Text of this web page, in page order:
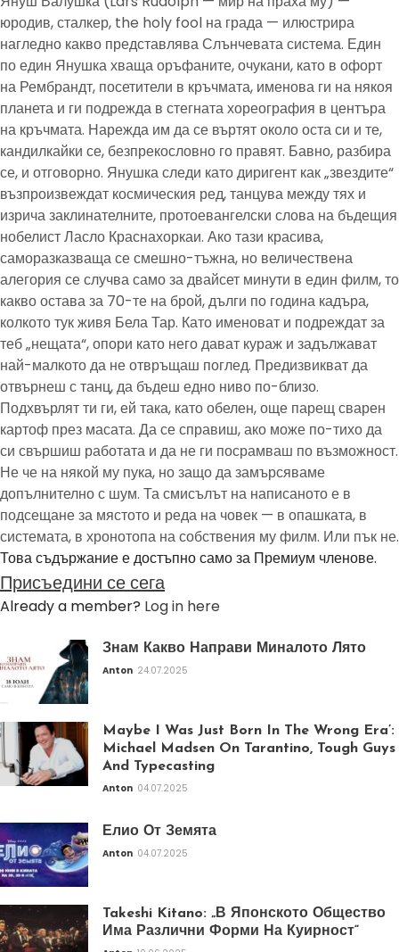
юродив, сталкер, the holy fool на града — илюстрира
нагледно какво представлява Слънчевата система. Един
по един Янушка хваща оръфаните, очукани, като в офорт
на Рембрандт, посетители в кръчмата, именова ги на някоя
планета и ги подрежда в стегната хореография в центъра
на кръчмата. Нарежда им да се въртят около оста си и те,
кандилкайки се, безпрекословно го правят. Бавно, разбира
се, и отговорно. Янушка следи като диригент как „звездите“
възпроизвеждат космическия ред, танцува между тях и
изрича заклинателните, протоевангелски слова на бъдещия
нобелист Ласло Краснахоркаи. Ако тази красива,
саморазказваща се смешно-тъжна, но величествена
алегория се случва само за двайсет минути в един филм, то
какво остава за 70-те на брой, дълги по година кадъра,
колкото тук живя Бела Тар. Като именоват и подреждат за
теб „нещата“, опори като него дават кураж и задължават
най-малкото да не отвръщаш поглед. Предизвикват да
отвърнеш с танц, да бъдеш едно ниво по-близо.
Подхвърлят ти ги, ей така, като обелен, още парещ сварен
картоф през масата. Да се справиш, ако може по-тихо да
си свършиш работата и да не ги посрамваш по възможност.
Не че на някой му пука, но защо да замърсяваме
допълнително с шум. Та смисълът на написаното е в
подсещане за мястото и реда на човек — в опашката, в
системата, в хронотопа на собствения му филм. Или пък не.
Това съдържание е достъпно само за Премиум членове.
Присъедини се сега
Already a member? Log in here
Знам Какво Направи Миналото Лято
Anton 24.07.2025
Maybe I Was Just Born In The Wrong Era’:
Michael Madsen On Tarantino, Tough Guys
And Typecasting
Anton 04.07.2025
Елио От Земята
Anton 04.07.2025
Takeshi Kitano: „В Японското Общество
Има Различни Форми На Куирност“